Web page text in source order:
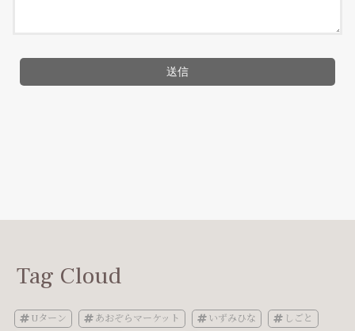
Tag Cloud
Uターン あおぞらマーケット いずみひな
しごと